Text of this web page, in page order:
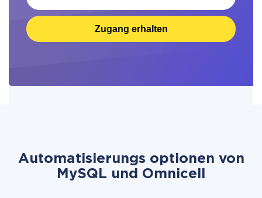
Zugang erhalten
Automatisierungs optionen von
MySQL und Omnicell